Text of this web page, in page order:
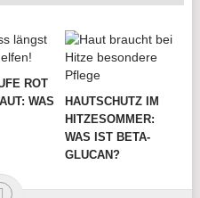
ROT
WAS
HAUTSCHUTZ IM
HITZESOMMER:
WAS IST BETA-
GLUCAN?